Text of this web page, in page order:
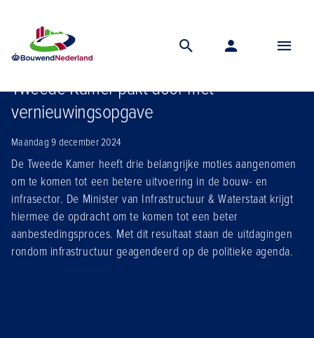
Nieuws
Tweede Kamer pakt door met
vernieuwingsopgave
Maandag 9 december 2024
De Tweede Kamer heeft drie belangrijke moties aangenomen
om te komen tot een betere uitvoering in de bouw- en
infrasector. De Minister van Infrastructuur & Waterstaat krijgt
hiermee de opdracht om te komen tot een beter
aanbestedingsproces. Met dit resultaat staan de uitdagingen
rondom infrastructuur geagendeerd op de politieke agenda.